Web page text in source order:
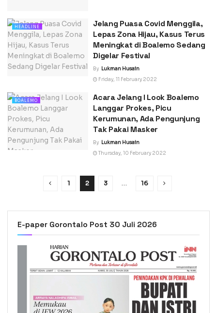
HEADLINE
Jelang Puasa Covid Menggila,
Lepas Zona Hijau, Kasus Terus
Meningkat di Boalemo Sedang
Digelar Festival
By Lukman Husain
Friday, 11 February 2022
BOALEMO
Acara Jelang I Look Boalemo
Langgar Prokes, Picu
Kerumunan, Ada Pengunjung
Tak Pakai Masker
By Lukman Husain
Thursday, 10 February 2022
1 2 3 … 16
E-paper Gorontalo Post 30 Juli 2026